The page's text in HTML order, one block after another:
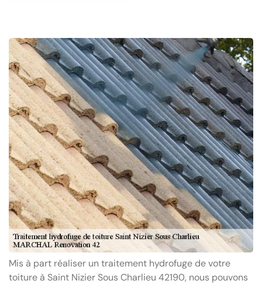
Mis à part réaliser un traitement hydrofuge de votre
toiture à Saint Nizier Sous Charlieu 42190, nous pouvons